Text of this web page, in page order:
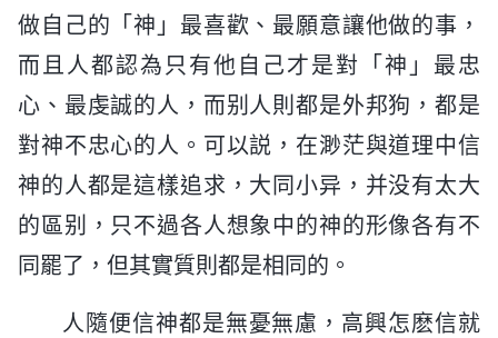
做自己的「神」最喜歡、最願意讓他做的事，
而且人都認為只有他自己才是對「神」最忠
心、最虔誠的人，而别人則都是外邦狗，都是
對神不忠心的人。可以説，在渺茫與道理中信
神的人都是這樣追求，大同小异，并没有太大
的區别，只不過各人想象中的神的形像各有不
同罷了，但其實質則都是相同的。
人隨便信神都是無憂無慮，高興怎麽信就